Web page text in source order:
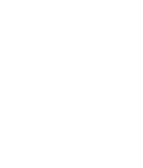
e i
le massime
di caccia più